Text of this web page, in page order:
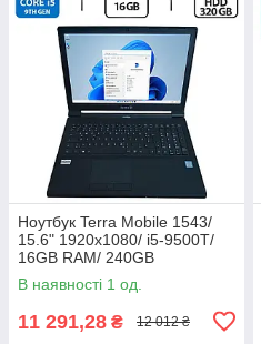
Ноутбук Terra Mobile 1543/
15.6" 1920x1080/ i5-9500T/
16GB RAM/ 240GB
SSD+320GB HDD/ UHD 630/
Без АКБ
В наявності 1 од.
11 291,28 ₴ 12 012 ₴